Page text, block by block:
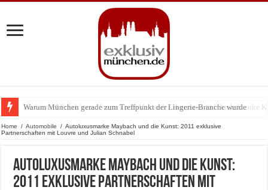
Warum München gerade zum Treffpunkt der Lingerie-Branche wurde
Home / Automobile / Autoluxusmarke Maybach und die Kunst: 2011 exklusive
Partnerschaften mit Louvre und Julian Schnabel
Autoluxusmarke Maybach und die Kunst:
2011 exklusive Partnerschaften mit